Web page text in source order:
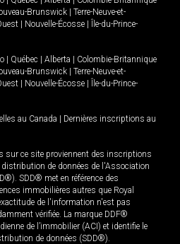
Brunswick | Terre-Neuve-et-
| Nouvelle-Écosse | Île-du-Prince-
| Québec | Alberta | Colombie-Britannique
Brunswick | Terre-Neuve-et-
| Nouvelle-Écosse | Île-du-Prince-
au Canada | Dernières inscriptions au
sur ce site proviennent des inscriptions
distribution de données de l'Association
SDD® met en référence des
immobilières autres que Royal
de l'information n'est pas
vérifiée. La marque DDF®
de l’immobilier (ACI) et identifie le
de données (SDD®).